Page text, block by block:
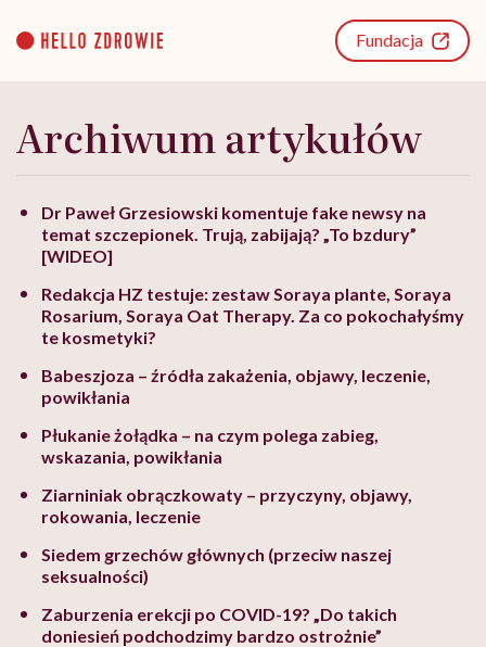
content
Fundacja
Archiwum artykułów
Dr Paweł Grzesiowski komentuje fake newsy na
temat szczepionek. Trują, zabijają? „To bzdury”
[WIDEO]
Redakcja HZ testuje: zestaw Soraya plante, Soraya
Rosarium, Soraya Oat Therapy. Za co pokochałyśmy
te kosmetyki?
Babeszjoza – źródła zakażenia, objawy, leczenie,
powikłania
Płukanie żołądka – na czym polega zabieg,
wskazania, powikłania
Ziarniniak obrączkowaty – przyczyny, objawy,
rokowania, leczenie
Siedem grzechów głównych (przeciw naszej
seksualności)
Zaburzenia erekcji po COVID-19? „Do takich
doniesień podchodzimy bardzo ostrożnie”